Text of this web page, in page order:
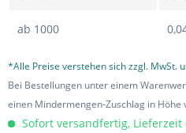
ab 1000
*Alle Preise verstehen sich zzgl. MwSt.
Bei Bestellungen unter einem
einen Mindermengen-Zuschlag in Höhe
Sofort versandfertig, Lieferzeit